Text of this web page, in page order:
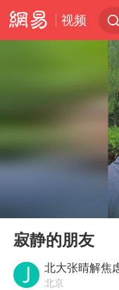
视频
Play
寂静的朋友
北大张晴解焦
北京